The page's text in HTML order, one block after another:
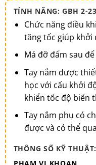
TÍNH NĂNG: GBH 2-
Chức năng điều
tăng tốc giúp khởi
Má đỡ đấm sau
Tay nắm được
học với cấu khởi
khiển tốc độ biến
Tay nắm phụ có
được và có thể
THÔNG SỐ KỸ